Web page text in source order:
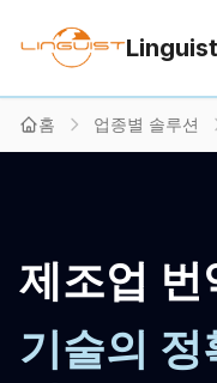
홈 업종별 솔루션
제조업 번
기술의